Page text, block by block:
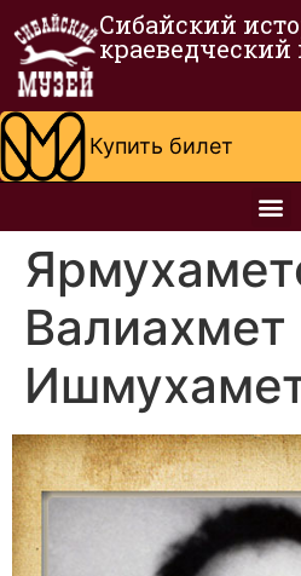
Сибайский
краеведческий
Купить билет
Валиахмет